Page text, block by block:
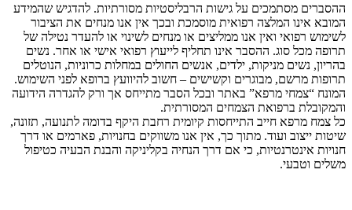
ההסברים מסתמכים על גישות הרבליסטיות מסורתיות. להדגיש שהמידע
המובא אינו המלצה רפואית מוסמכת ובכך אין אנו מנחים את הציבור
לשימוש רפואי ואין אנו ממליצים או מנחים לשינוי או להעדר נטילה של
תרופה מכל סוג. ההסבר אינו תחליף לייעוץ רפואי אישי או אחר. נשים
בהריון, נשים מניקות, ילדים, אנשים החולים במחלות כרוניות, הנוטלים
תרופות מרשם, מבוגרים וקשישים – חשוב להיוועץ ברופא לפני השימוש.
המונח “צמחי מרפא” באתר ובכל הסבר מתייחס אך ורק להגדרה הידועה
והמקובלת ברפואת הצמחים המסורתית.
כל צמח מרפא חייב התייחסות קיומית רחבת היקף בדומה לתנועה, תזונה,
שיטות ייצוב ועוד. מתוך כך, אין אנו משווקים בחנויות, פארמים או דרך
חנויות אינטרנטיות, כי אם דרך הנחיה בקליניקה והבנת הבעיה כטיפול
משלים וטבעי.